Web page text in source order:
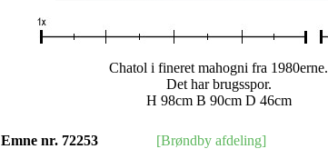
Chatol i fineret mahogni fra 1980erne.
Det har brugsspor.
H 98cm B 90cm D 46cm
Emne nr. 72253 [Brøndby afdeling]